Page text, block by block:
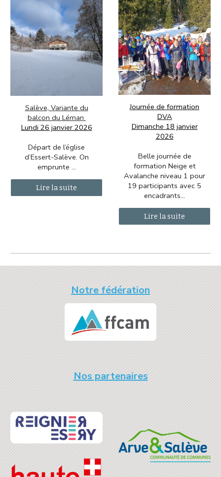
Salève, Variante du
balcon du Léman
Lundi 26 janvier 2026
Départ de l’église
d’Essert-Salève. On
emprunte ...
Lire la suite
Journée de formation
DVA
Dimanche 18 janvier
2026
Belle journée de
formation Neige et
Avalanche niveau 1 pour
19 participants avec 5
encadrants...
Lire la suite
Notre fédération
Nos partenaires